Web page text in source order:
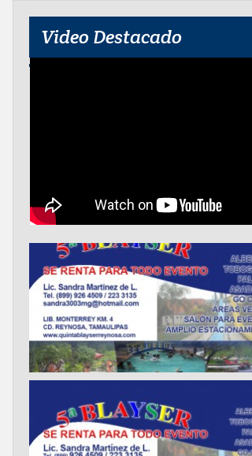
Video Destacado